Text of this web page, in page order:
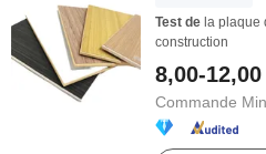
Test de la plaque
construction
8,00-
Commande